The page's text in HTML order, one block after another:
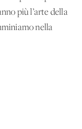
più l’arte della
nella